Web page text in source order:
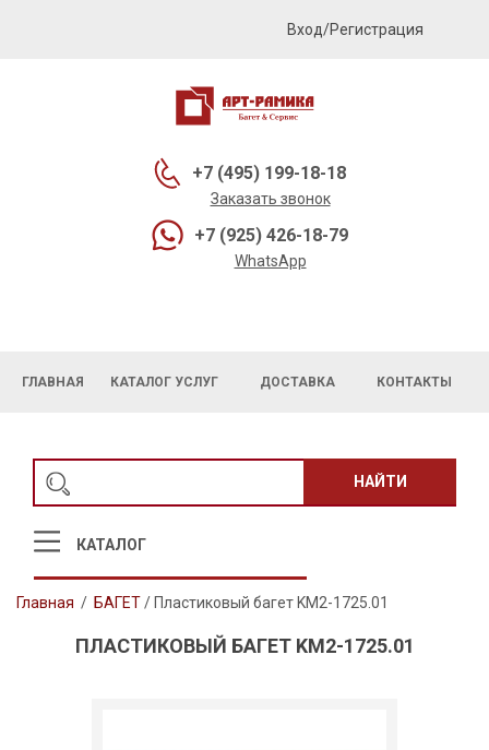
Вход/Регистрация
+7 (495) 199-18-18
Заказать звонок
+7 (925) 426-18-79
WhatsApp
ГЛАВНАЯ КАТАЛОГ УСЛУГ ДОСТАВКА КОНТАКТЫ
НАЙТИ
КАТАЛОГ
Главная / БАГЕТ/ Пластиковый багет KM2-1725.01
ПЛАСТИКОВЫЙ БАГЕТ KM2-1725.01